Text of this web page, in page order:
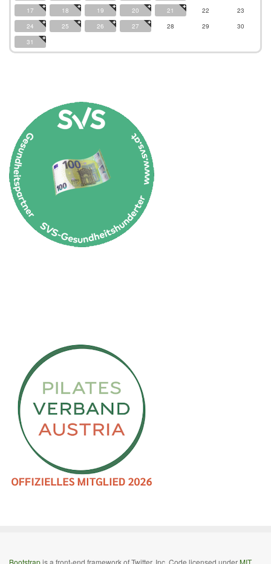
17
18 19 20 21 22
23
24
25 26 27 28 29
30
31